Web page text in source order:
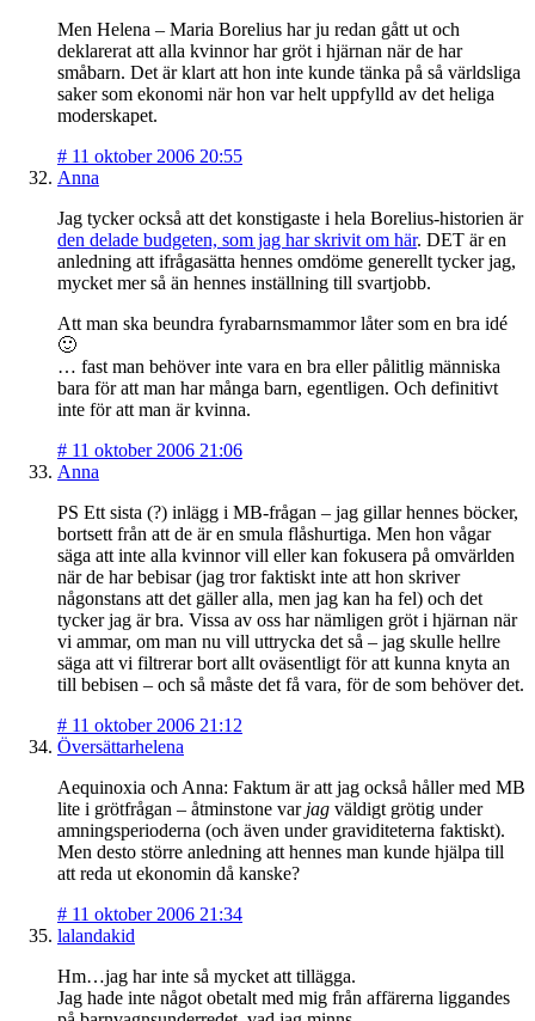
Men Helena – Maria Borelius har ju redan gått ut och
deklarerat att alla kvinnor har gröt i hjärnan när de har
småbarn. Det är klart att hon inte kunde tänka på så världsliga
saker som ekonomi när hon var helt uppfylld av det heliga
moderskapet.
# 11 oktober 2006 20:55
Anna
Jag tycker också att det konstigaste i hela Borelius-historien är
den delade budgeten, som jag har skrivit om här. DET är en
anledning att ifrågasätta hennes omdöme generellt tycker jag,
mycket mer så än hennes inställning till svartjobb.
Att man ska beundra fyrabarnsmammor låter som en bra idé
🙂
… fast man behöver inte vara en bra eller pålitlig människa
bara för att man har många barn, egentligen. Och definitivt
inte för att man är kvinna.
# 11 oktober 2006 21:06
Anna
PS Ett sista (?) inlägg i MB-frågan – jag gillar hennes böcker,
bortsett från att de är en smula flåshurtiga. Men hon vågar
säga att inte alla kvinnor vill eller kan fokusera på omvärlden
när de har bebisar (jag tror faktiskt inte att hon skriver
någonstans att det gäller alla, men jag kan ha fel) och det
tycker jag är bra. Vissa av oss har nämligen gröt i hjärnan när
vi ammar, om man nu vill uttrycka det så – jag skulle hellre
säga att vi filtrerar bort allt oväsentligt för att kunna knyta an
till bebisen – och så måste det få vara, för de som behöver det.
# 11 oktober 2006 21:12
Översättarhelena
Aequinoxia och Anna: Faktum är att jag också håller med MB
lite i grötfrågan – åtminstone var jag väldigt grötig under
amningsperioderna (och även under graviditeterna faktiskt).
Men desto större anledning att hennes man kunde hjälpa till
att reda ut ekonomin då kanske?
# 11 oktober 2006 21:34
lalandakid
Hm…jag har inte så mycket att tillägga.
Jag hade inte något obetalt med mig från affärerna liggandes